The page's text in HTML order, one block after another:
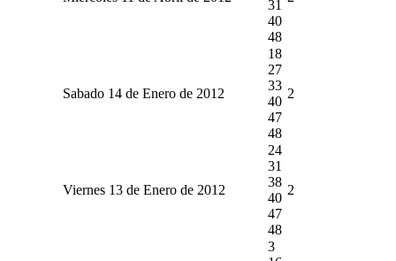
31
40
48
Sabado 14 de Enero de 2012
18
27
33
40
47
48
2
Viernes 13 de Enero de 2012
24
31
38
40
47
48
2
3